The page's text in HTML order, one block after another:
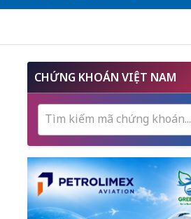
CHỨNG KHOÁN VIỆT NAM
Tìm kiếm mã chứng khoán...